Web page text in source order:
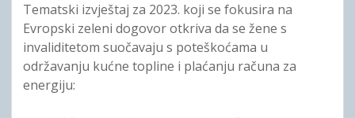
Tematski izvještaj za 2023. koji se fokusira na
Evropski zeleni dogovor otkriva da se žene s
invaliditetom suočavaju s poteškoćama u
održavanju kućne topline i plaćanju računa za
energiju: